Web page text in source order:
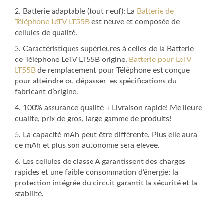
2. Batterie adaptable (tout neuf): La Batterie de
Téléphone LeTV LT55B est neuve et composée de
cellules de qualité.
3. Caractéristiques supérieures à celles de la Batterie
de Téléphone LeTV LT55B origine. Batterie pour LeTV
LT55B de remplacement pour Téléphone est conçue
pour atteindre ou dépasser les spécifications du
fabricant d’origine.
4. 100% assurance qualité + Livraison rapide! Meilleure
qualite, prix de gros, large gamme de produits!
5. La capacité mAh peut être différente. Plus elle aura
de mAh et plus son autonomie sera élevée.
6. Les cellules de classe A garantissent des charges
rapides et une faible consommation d’énergie: la
protection intégrée du circuit garantit la sécurité et la
stabilité.